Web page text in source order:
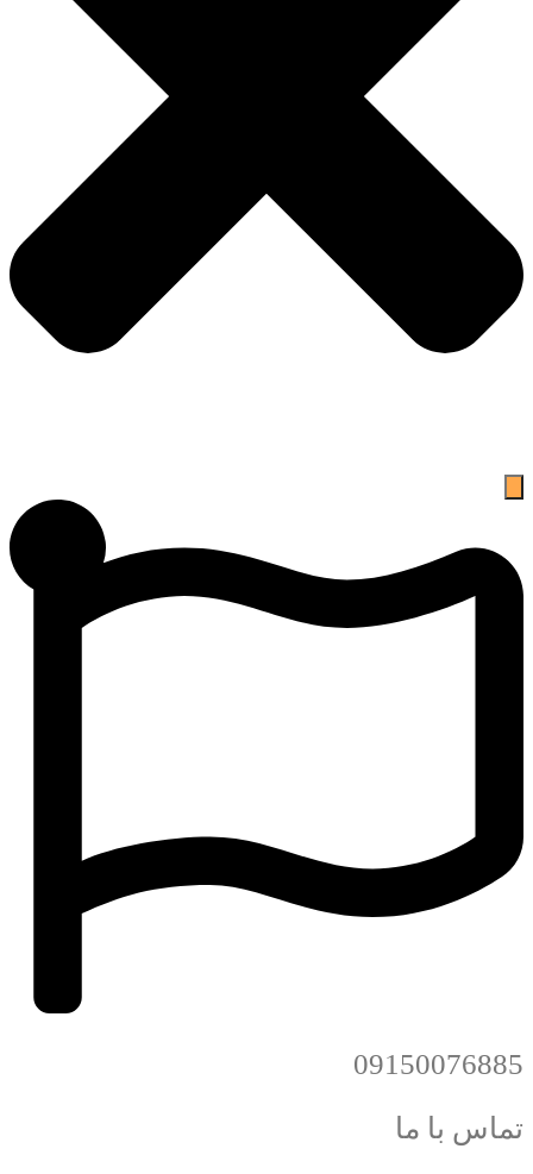
09150076885
تماس با ما